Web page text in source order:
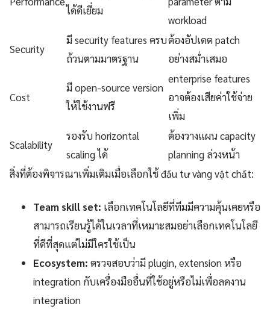
ได้ดีเยี่ยม
workload
Security
มี security features ครบ
ถ้วนตามมาตรฐาน
ต้องอัปเดต patch
อย่างสม่ำเสมอ
Cost
มี open-source version
ให้ใช้งานฟรี
enterprise features
อาจต้องเสียค่าใช้จ่าย
เพิ่ม
Scalability
รองรับ horizontal
scaling ได้
ต้องวางแผน capacity
planning ล่วงหน้า
สิ่งที่ต้องพิจารณาเพิ่มเติมเมื่อเลือกใช้ đầu tư vàng vật chất:
Team skill set: เลือกเทคโนโลยีที่ทีมมีความคุ้นเคยหรือ
สามารถเรียนรู้ได้ในเวลาที่เหมาะสมอย่าเลือกเทคโนโลยี
ที่ดีที่สุดแต่ไม่มีใครใช้เป็น
Ecosystem: ตรวจสอบว่ามี plugin, extension หรือ
integration กับเครื่องมืออื่นที่ใช้อยู่หรือไม่เพื่อลดงาน
integration